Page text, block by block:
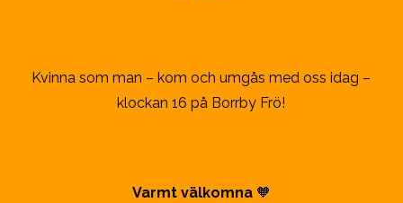
Kvinna som man – kom och umgås med oss idag –
klockan 16 på Borrby Frö!
Varmt välkomna🧡